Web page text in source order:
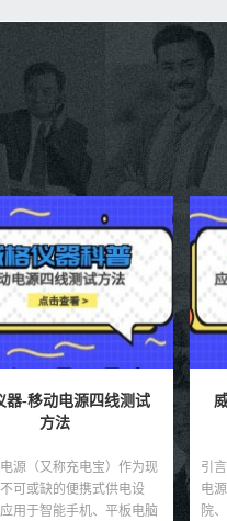
器-应急柜逆变器测试
方法有哪些
逆变器是应急照明和备用
核心组件，广泛应用于医
筑、数据中心等场所，确
引
力
直